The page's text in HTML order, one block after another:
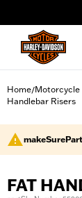
Home/Motorcycle
Handlebar Risers
FAT